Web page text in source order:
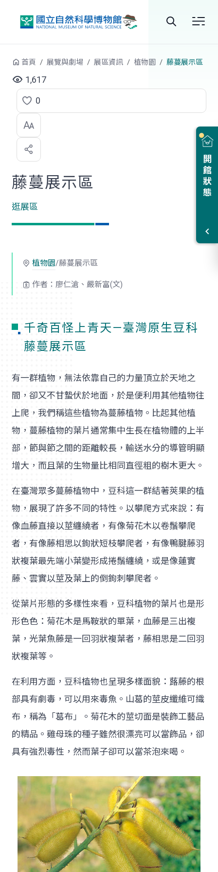
站
尋
開館狀態
首頁 展覽與劇場 展區資訊 植物園 藤蔓展示區
1,617
點
選
喜
歡
0
藤蔓展示區
逛展區
植物園/藤蔓展示區
作者：廖仁滄、嚴新富(文)
千奇百怪上青天—臺灣原生豆科
藤蔓展示區
有一群植物，無法依靠自己的力量頂立於天地之
間，卻又不甘蟄伏於地面，於是便利用其他植物往
上爬，我們稱這些植物為蔓藤植物。比起其他植
物，蔓藤植物的葉片通常集中生長在植物體的上半
部，節與節之間的距離較長，輸送水分的導管明顯
增大，而且葉的生物量比相同直徑粗的樹木更大。
在臺灣眾多蔓藤植物中，豆科這一群結著莢果的植
物，展現了許多不同的特性。以攀爬方式來說：有
像血藤直接以莖纏繞者，有像菊花木以卷鬚攀爬
者，有像藤相思以鉤狀短枝攀爬者，有像鴨腱藤羽
狀複葉最先端小葉變形成捲鬚纏繞，或是像蓮實
藤、雲實以莖及葉上的倒鉤刺攀爬者。
從葉片形態的多樣性來看，豆科植物的葉片也是形
形色色：菊花木是馬鞍狀的單葉，血藤是三出複
葉，光葉魚藤是一回羽狀複葉者，藤相思是二回羽
狀複葉等。
在利用方面，豆科植物也呈現多樣面貌：蕗藤的根
部具有劇毒，可以用來毒魚。山葛的莖皮纖維可織
布，稱為「葛布」。菊花木的莖切面是裝飾工藝品
的精品。雞母珠的種子雖然很漂亮可以當飾品，卻
具有強烈毒性，然而葉子卻可以當茶泡來喝。